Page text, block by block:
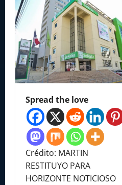
Spread the love
Crédito: MARTIN
RESTITUYO PARA
HORIZONTE NOTICIOSO